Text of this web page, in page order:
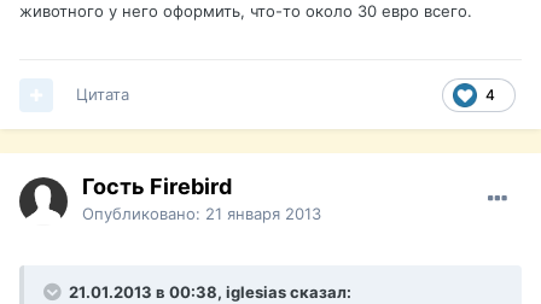
животного у него оформить, что-то около 30 евро всего.
4
Цитата
Гость Firebird
Опубликовано: 21 января 2013
21.01.2013 в 00:38, iglesias сказал: